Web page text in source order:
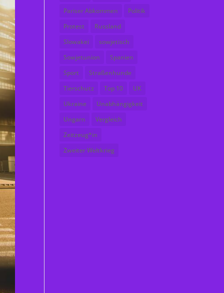
Pariser Abkommen
Politik
Protest
Russland
Slowakei
sowjetisch
Sowjetunion
Spanien
Sport
Straßenhunde
Tierschutz
Top 10
UK
Ukraine
Unabhängigkeit
Ungarn
Vergleich
Zeitzeug*in
Zweiter Weltkrieg